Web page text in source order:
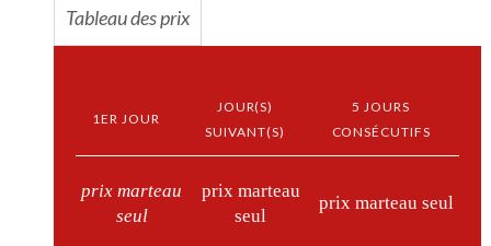
Tableau des prix
1ER JOUR
JOUR(S)
SUIVANT(S)
5 JOURS
CONSÉCUTIFS
prix marteau
seul
prix marteau
seul
prix marteau seul